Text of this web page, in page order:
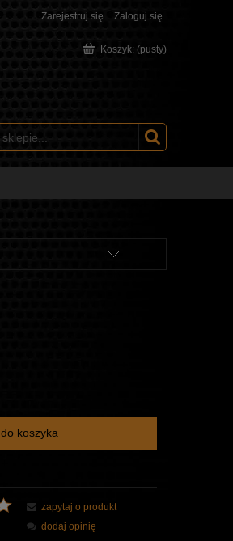
Zarejestruj się Zaloguj się
Koszyk: (pusty)
do koszyka
zapytaj o produkt
dodaj opinię